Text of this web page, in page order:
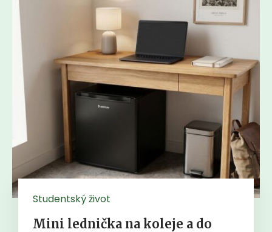
Studentský život
Mini lednička na koleje a do